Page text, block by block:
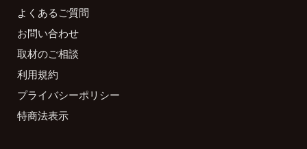
よくあるご質問
お問い合わせ
取材のご相談
利用規約
プライバシーポリシー
特商法表示